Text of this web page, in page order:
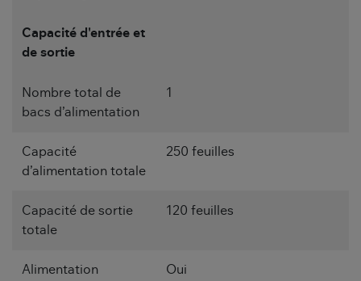
Capacité d'entrée et
de sortie
Nombre total de
bacs d’alimentation
1
Capacité
d’alimentation totale
250 feuilles
Capacité de sortie
totale
120 feuilles
Alimentation
Oui